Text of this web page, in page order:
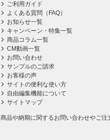
ご利用ガイド
よくある質問（FAQ）
お知らせ一覧
キャンペーン・特集一覧
商品コラム一覧
CM動画一覧
お問い合わせ
サンプルのご請求
お客様の声
サイトの便利な使い方
自由編集機能について
サイトマップ
商品や納期に関するお問い合わせやご注